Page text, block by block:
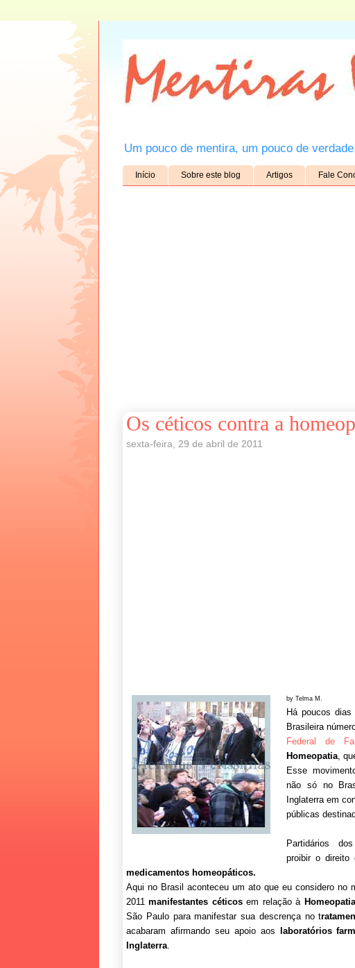
Um pouco de mentira, um pouco de
Início Sobre este blog Artigos Fale
Os céticos contra a
sexta-feira, 29 de abril de 2011
by Telma M.
Há poucos
Brasileira
Federal de
Homeopatia ,
Esse
não só no
Inglaterra em
públicas
Partidários
proibir o direito
medicamentos homeopáticos.
Aqui no Brasil aconteceu um ato que eu considero no
2011manifestantes céticosem relação à Homeopatia
São Paulo para manifestar sua descrença no t
acabaram afirmando seu apoio aos laboratórios
Inglaterra